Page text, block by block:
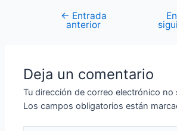
Navegación
← Entrada
anterior
Deja un comentario
Tu dirección de correo electrónico no
Los campos obligatorios están